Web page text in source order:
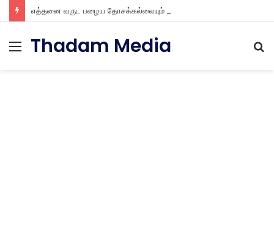
Menu
Thadam Media